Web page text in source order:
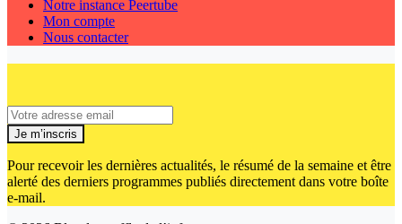
Notre instance Peertube
Mon compte
Nous contacter
Je m’inscris
Pour recevoir les dernières actualités, le résumé de la semaine et être
alerté des derniers programmes publiés directement dans votre boîte
e-mail.